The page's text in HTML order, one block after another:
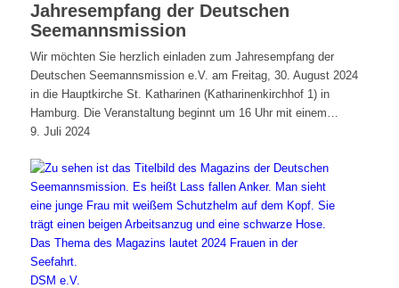
Jahresempfang der Deutschen
Seemannsmission
Wir möchten Sie herzlich einladen zum Jahresempfang der
Deutschen Seemannsmission e.V. am Freitag, 30. August 2024
in die Hauptkirche St. Katharinen (Katharinenkirchhof 1) in
Hamburg. Die Veranstaltung beginnt um 16 Uhr mit einem…
9. Juli 2024
DSM e.V.